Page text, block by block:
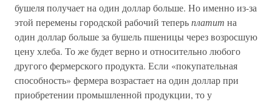
бушеля получает на один доллар больше. Но именно из-за
этой перемены городской рабочий теперьплатит на
один доллар больше за бушель пшеницы через возросшую
цену хлеба. То же будет верно и относительно любого
другого фермерского продукта. Если «покупательная
способность» фермера возрастает на один доллар при
приобретении промышленной продукции, то у